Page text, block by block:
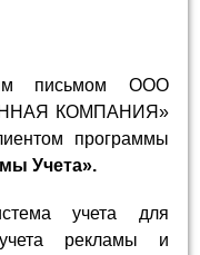
письмом ООО
КОМПАНИЯ»
программы
Учета».
учета для
рекламы и